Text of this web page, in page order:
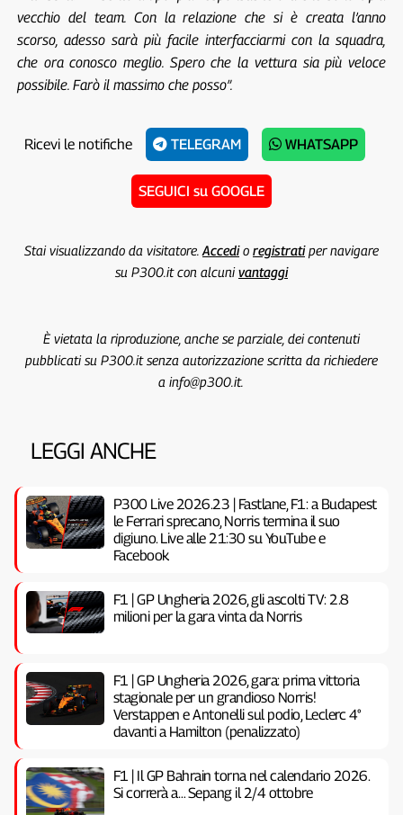
vecchio del team. Con la relazione che si è creata l’anno
scorso, adesso sarà più facile interfacciarmi con la squadra,
che ora conosco meglio. Spero che la vettura sia più veloce
possibile. Farò il massimo che posso”.
Ricevi le notifiche TELEGRAM WHATSAPP
SEGUICI su GOOGLE
Stai visualizzando da visitatore. Accedio registratiper navigare
su P300.it con alcunivantaggi
È vietata la riproduzione, anche se parziale, dei contenuti
pubblicati su P300.it senza autorizzazione scritta da richiedere
a info@p300.it.
LEGGI ANCHE
P300 Live 2026.23 | Fastlane, F1: a Budapest
le Ferrari sprecano, Norris termina il suo
digiuno. Live alle 21:30 su YouTube e
Facebook
F1 | GP Ungheria 2026, gli ascolti TV: 2.8
milioni per la gara vinta da Norris
F1 | GP Ungheria 2026, gara: prima vittoria
stagionale per un grandioso Norris!
Verstappen e Antonelli sul podio, Leclerc 4°
davanti a Hamilton (penalizzato)
F1 | Il GP Bahrain torna nel calendario 2026.
Si correrà a… Sepang il 2/4 ottobre